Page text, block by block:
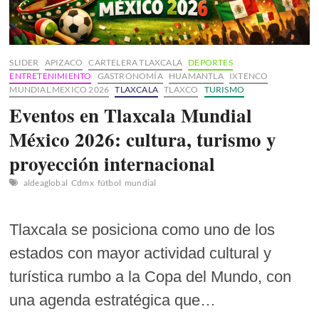
SLIDER APIZACO CARTELERA TLAXCALA DEPORTES
ENTRETENIMIENTO
GASTRONOMÍA HUAMANTLA
IXTENCO
MUNDIAL MEXICO 2026 TLAXCALA TLAXCO TURISMO
Eventos en Tlaxcala Mundial
México 2026: cultura, turismo y
proyección internacional
aldeaglobal Cdmx fútbol mundial
Tlaxcala se posiciona como uno de los
estados con mayor actividad cultural y
turística rumbo a la Copa del Mundo, con
una agenda estratégica que…